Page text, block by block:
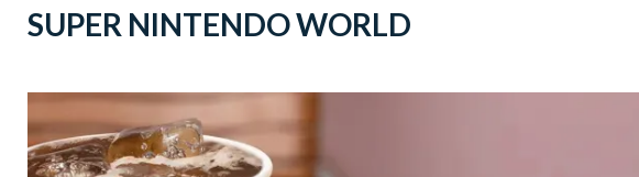
SUPER NINTENDO WORLD